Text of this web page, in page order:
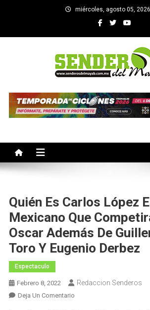
miércoles, agosto 05, 2026
SENDEROS DEL
Quién Es Carlos López
Mexicano Que
Oscar Además De
Toro Y Eugenio Derbez
Espectaculo
Febrero 8, 2022 Redaccion Senderos
Deja Un ComentarioEn